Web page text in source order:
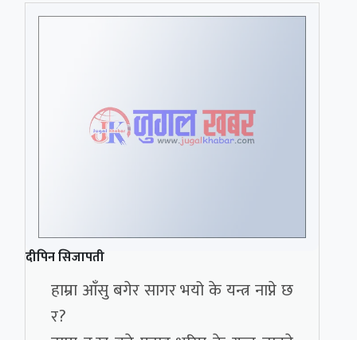
दीपिन सिजापती
हाम्रा आँसु बगेर सागर भयो के यन्त्र नाप्ने छ
र?